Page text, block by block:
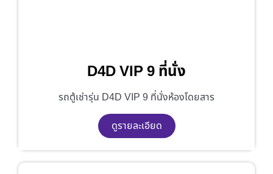
D4D VIP 9 ที่นั่ง
รถตู้เช่ารุ่น D4D VIP 9 ที่นั่งห้องโดยสาร
ดูรายละเอียด